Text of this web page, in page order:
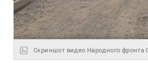
Скриншот видео Народного фронта